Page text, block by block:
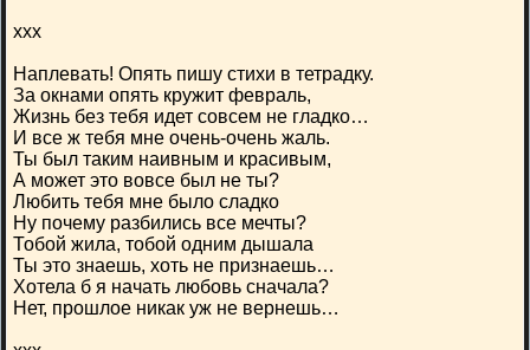
ххх
Наплевать! Опять пишу стихи в тетрадку.
За окнами опять кружит февраль,
Жизнь без тебя идет совсем не гладко…
И все ж тебя мне очень-очень жаль.
Ты был таким наивным и красивым,
А может это вовсе был не ты?
Любить тебя мне было сладко
Ну почему разбились все мечты?
Тобой жила, тобой одним дышала
Ты это знаешь, хоть не признаешь…
Хотела б я начать любовь сначала?
Нет, прошлое никак уж не вернешь…